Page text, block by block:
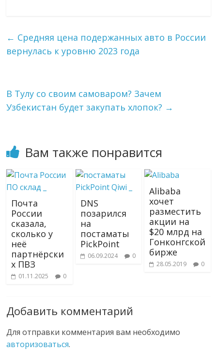
r
a
l
a
i
i
в
и
← Средняя цена подержанных авто в России
вернулась к уровню 2023 года
В Тулу со своим самоваром? Зачем
Узбекистан будет закупать хлопок? →
Вам также понравится
Почта
России
сказала,
сколько у
неё
партнёрски
х ПВЗ
01.11.2025 0
DNS
позарился
на
постаматы
PickPoint
06.09.2024 0
Alibaba
хочет
разместить
акции на
$20 млрд на
Гонконгской
бирже
28.05.2019 0
Добавить комментарий
Для отправки комментария вам необходимо
авторизоваться.